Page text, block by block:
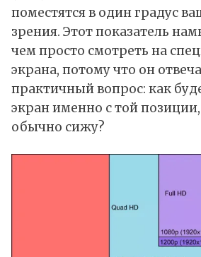
поместятся в один градус
зрения. Этот показатель
чем просто смотреть на
экрана, потому что он
практичный вопрос: как
экран именно с той
обычно сижу?